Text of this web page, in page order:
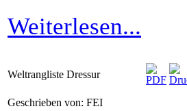
Weiterlesen...
Weltrangliste Dressur
Geschrieben von: FEI